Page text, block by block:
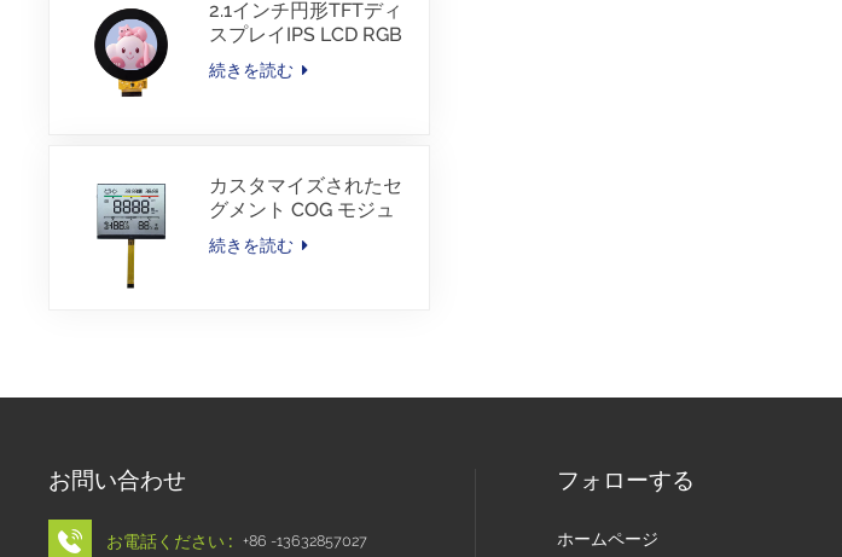
2.1インチ円形TFTディ
スプレイIPS LCD RGB
インターフェース
続きを読む
カスタマイズされたセ
グメント COG モジュ
ール TN LCD（カラー
印刷付き）
続きを読む
お問い合わせ
お電話ください : +86 -13632857027
フォローする
ホームページ